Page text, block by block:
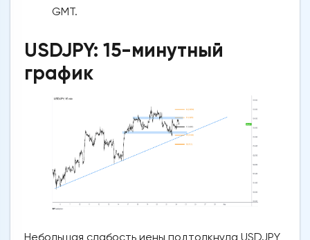
GMT.
USDJPY: 15-минутный
график
Небольшая слабость иены подтолкнула USDJPY